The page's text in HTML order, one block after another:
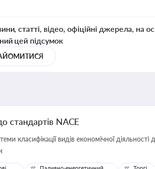
статті, відео, офіційні джерела, на
цей підсумок
стандартів NACE
класифікації видів економічної діяльності